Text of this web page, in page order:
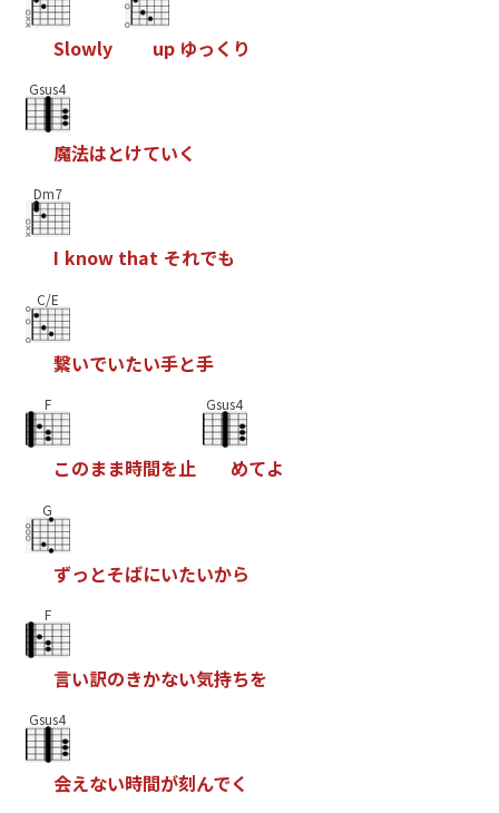
Slowly up ゆっ く り
Gsus4
魔法はとけていく
Dm7
I know that それでも
C/E
繋いでいたい手と手
F
このまま時間を止
Gsus4
めてよ
G
ずっ とそばにいたいから
F
言い訳のきかない気持ちを
Gsus4
会えない時間が刻んでく